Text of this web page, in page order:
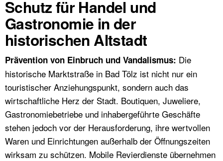
Schutz für Handel und
Gastronomie in der
historischen Altstadt
Prävention von Einbruch und Vandalismus: Die
historische Marktstraße in Bad Tölz ist nicht nur ein
touristischer Anziehungspunkt, sondern auch das
wirtschaftliche Herz der Stadt. Boutiquen, Juweliere,
Gastronomiebetriebe und inhabergeführte Geschäfte
stehen jedoch vor der Herausforderung, ihre wertvollen
Waren und Einrichtungen außerhalb der Öffnungszeiten
wirksam zu schützen. Mobile Revierdienste übernehmen